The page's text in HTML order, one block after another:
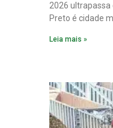
2026 ultrapassa
Preto é cidade
Leia mais »